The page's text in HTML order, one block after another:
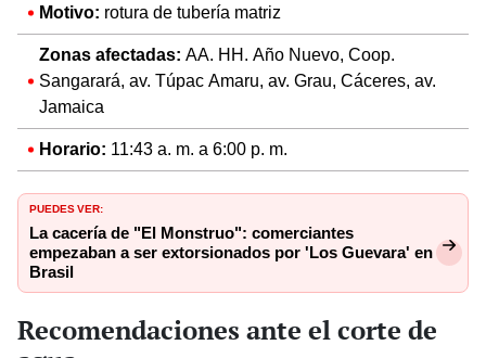
Motivo: rotura de tubería matriz
Zonas afectadas: AA. HH. Año Nuevo, Coop.
Sangarará, av. Túpac Amaru, av. Grau, Cáceres, av.
Jamaica
Horario: 11:43 a. m. a 6:00 p. m.
PUEDES VER:
La cacería de "El Monstruo": comerciantes
empezaban a ser extorsionados por 'Los Guevara' en
Brasil
Recomendaciones ante el corte de